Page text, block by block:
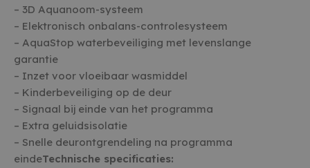
– 3D Aquanoom-systeem
– Elektronisch onbalans-controlesysteem
– AquaStop waterbeveiliging met levenslange
garantie
– Inzet voor vloeibaar wasmiddel
– Kinderbeveiliging op de deur
– Signaal bij einde van het programma
– Extra geluidsisolatie
– Snelle deurontgrendeling na programma
eindeTechnische specificaties: